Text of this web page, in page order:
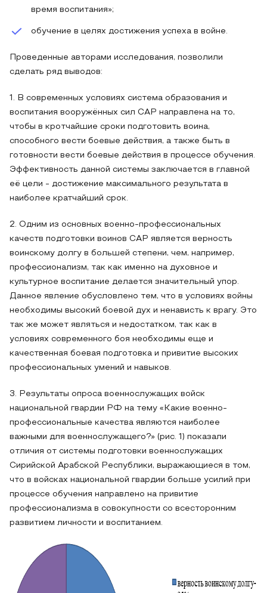
время воспитания»;
обучение в целях достижения успеха в войне.
Проведенные авторами исследования, позволили
сделать ряд выводов:
1. В современных условиях система образования и
воспитания вооружённых сил САР направлена на то,
чтобы в кротчайшие сроки подготовить воина,
способного вести боевые действия, а также быть в
готовности вести боевые действия в процессе обучения.
Эффективность данной системы заключается в главной
её цели - достижение максимального результата в
наиболее кратчайший срок.
2. Одним из основных военно-профессиональных
качеств подготовки воинов САР является верность
воинскому долгу в большей степени, чем, например,
профессионализм, так как именно на духовное и
культурное воспитание делается значительный упор.
Данное явление обусловлено тем, что в условиях войны
необходимы высокий боевой дух и ненависть к врагу. Это
так же может являться и недостатком, так как в
условиях современного боя необходимы еще и
качественная боевая подготовка и привитие высоких
профессиональных умений и навыков.
3. Результаты опроса военнослужащих войск
национальной гвардии РФ на тему «Какие военно-
профессиональные качества являются наиболее
важными для военнослужащего?» (рис. 1) показали
отличия от системы подготовки военнослужащих
Сирийской Арабской Республики, выражающиеся в том,
что в войсках национальной гвардии больше усилий при
процессе обучения направлено на привитие
профессионализма в совокупности со всесторонним
развитием личности и воспитанием.